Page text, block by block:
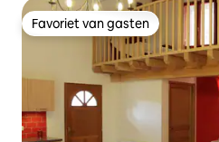
Favoriet van gasten
Favoriet van gasten